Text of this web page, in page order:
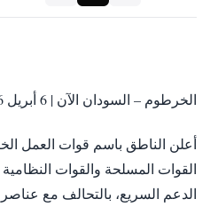
الخرطوم – السودان الآن | 6 أبريل 2026
أعلن الناطق باسم قوات العمل
القوات المسلحة والقوات
الدعم السريع، بالتحالف مع